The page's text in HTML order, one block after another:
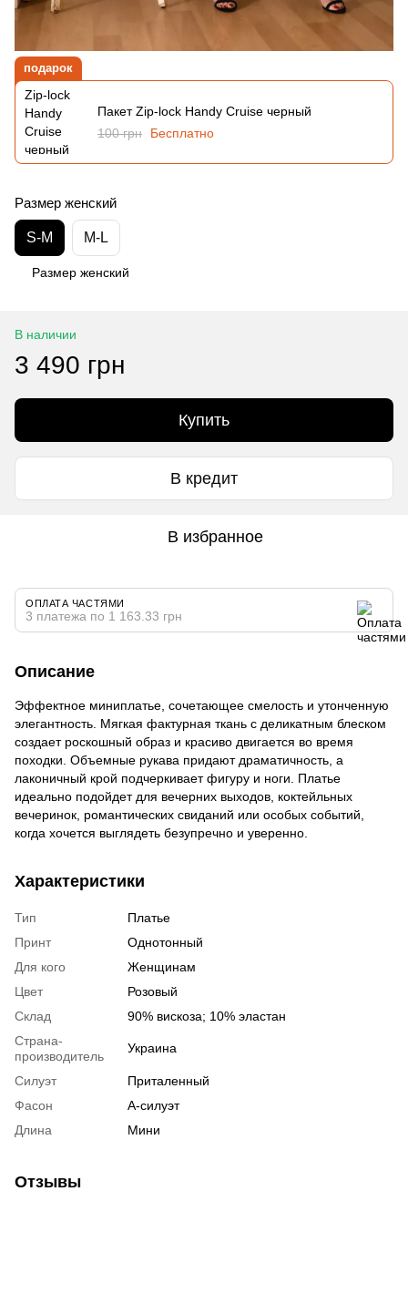
подарок
Пакет Zip-lock Handy Cruise черный
100 грн
Бесплатно
Размер женский
S-M M-L
Размер женский
В наличии
3 490 грн
Купить
В кредит
В избранное
ОПЛАТА ЧАСТЯМИ
3 платежа по 1 163.33 грн
Описание
Эффектное миниплатье, сочетающее смелость и утонченную
элегантность. Мягкая фактурная ткань с деликатным блеском
создает роскошный образ и красиво двигается во время
походки. Объемные рукава придают драматичность, а
лаконичный крой подчеркивает фигуру и ноги. Платье
идеально подойдет для вечерних выходов, коктейльных
вечеринок, романтических свиданий или особых событий,
когда хочется выглядеть безупречно и уверенно.
Характеристики
Тип
Платье
Принт
Однотонный
Для кого
Женщинам
Цвет
Розовый
Склад
90% вискоза; 10% эластан
Страна-
производитель
Украина
Силуэт
Приталенный
Фасон
А-силуэт
Длина
Мини
Отзывы